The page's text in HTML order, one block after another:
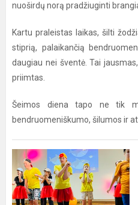
nuoširdų norą pradžiuginti
Kartu praleistas laikas, šilti
stiprią, palaikančią
daugiau nei šventė. Tai
priimtas.
Šeimos diena tapo ne tik
bendruomeniškumo, šilumos ir